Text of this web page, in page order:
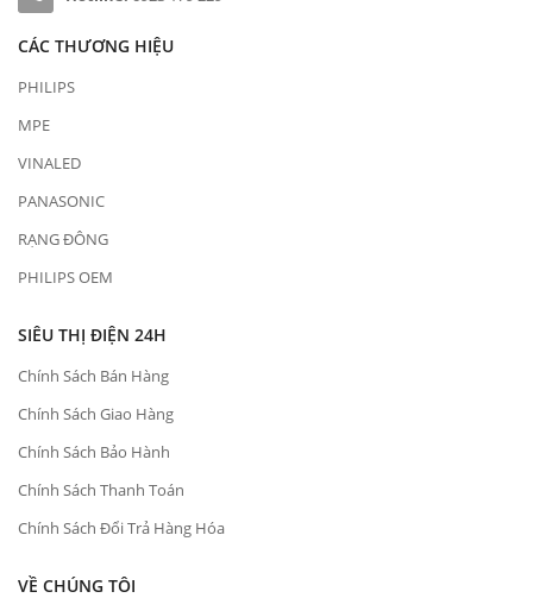
CÁC THƯƠNG HIỆU
PHILIPS
MPE
VINALED
PANASONIC
RẠNG ĐÔNG
PHILIPS OEM
SIÊU THỊ ĐIỆN 24H
Chính Sách Bán Hàng
Chính Sách Giao Hàng
Chính Sách Bảo Hành
Chính Sách Thanh Toán
Chính Sách Đổi Trả Hàng Hóa
VỀ CHÚNG TÔI